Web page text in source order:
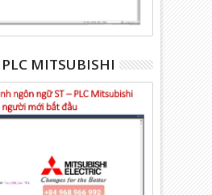
MITSUBISHI